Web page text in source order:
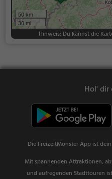
50 km
30 mi
Hinweis: Du kannst die
Hol' dir
Die FreizeitMonster App ist
Mit spannenden Attraktionen,
und aufregenden Stadttouren